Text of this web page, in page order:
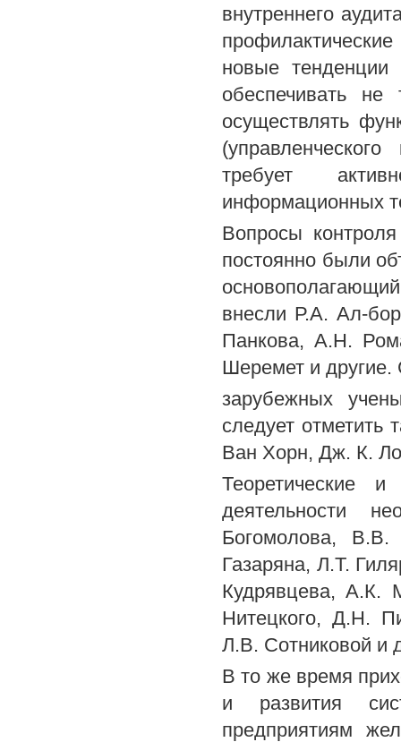
внутреннего
новые тенденции
обеспечивать
осуществлять
требует
информационных
Вопросы
постоянно были
внесли Р.А. Ал-
Панкова, А.Н.
Шеремет и другие.
зарубежных
следует
Ван Хорн, Дж. К.
Теоретические
деятельности
Богомолова,
Газаряна, Л.Т.
Кудрявцева, А.К.
Нитецкого, Д.Н.
Л.В. Сотниковой и
В то же время
и развития
предприятиям